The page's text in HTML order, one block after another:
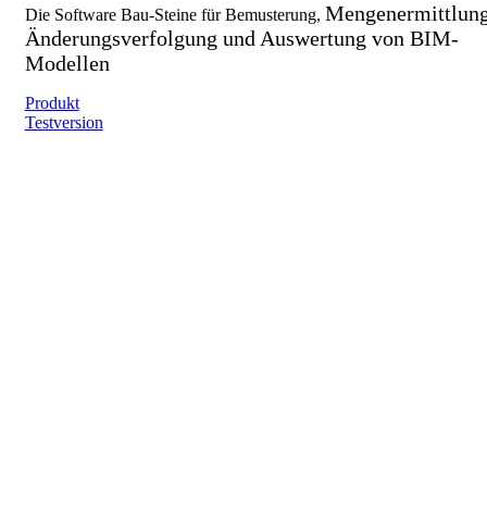
Die Software Bau-Steine für Bemusterung,
Änderungsverfolgung und Auswertung von BIM-
Modellen
Produkt
Testversion